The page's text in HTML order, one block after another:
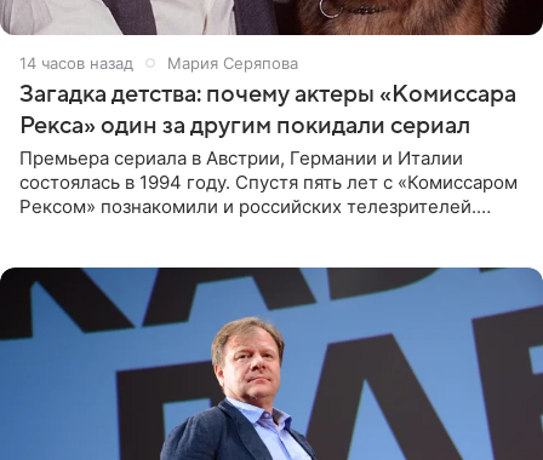
14 часов назад Мария Серяпова
Загадка детства: почему актеры «Комиссара
Рекса» один за другим покидали сериал
Премьера сериала в Австрии, Германии и Италии
состоялась в 1994 году. Спустя пять лет с «Комиссаром
Рексом» познакомили и российских телезрителей.